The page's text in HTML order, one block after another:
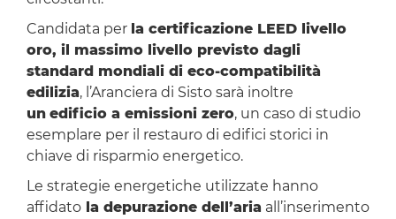
Candidata per la certificazione LEED livello
oro, il massimo livello previsto dagli
standard mondiali di eco-compatibilità
edilizia, l’Aranciera di Sisto sarà inoltre
un edificio a emissioni zero, un caso di studio
esemplare per il restauro di edifici storici in
chiave di risparmio energetico.
Le strategie energetiche utilizzate hanno
affidatola depurazione dell’aria all’inserimento